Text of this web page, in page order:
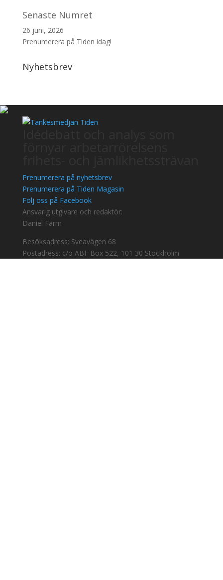
Senaste Numret
26 juni, 2026
Prenumerera på Tiden idag!
Nyhetsbrev
Prenumerera på nyhetsbrev
Prenumerera på Tiden Magasin
Följ oss på Facebook
Ansvarig utgivare och redaktör:
Daniel Färm
Besöksadress: Sveavägen 68
Postadress: c/o ABF Box 522, 101 30 Stockholm